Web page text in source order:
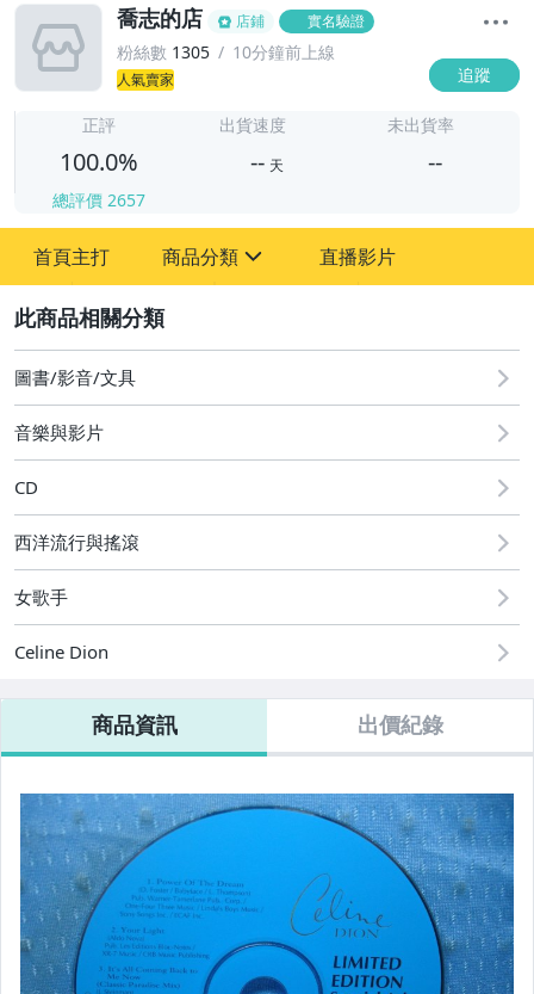
喬志的店 店鋪 實名驗證
粉絲數 1305 10分鐘前上線
人氣賣家 追蹤
正評
100.0%
總評價 2657
出貨速度
-- 天
未出貨率
--
首頁主打 商品分類
國語光碟
台語光碟
古典光碟
音樂光碟
韓語光碟
西洋光碟
相聲國劇光碟
連續據 DVD光碟
直播影片
圖書/影音/文具
音樂與影片
CD
西洋流行與搖滾
女歌手
Celine Dion
商品資訊 出價紀錄